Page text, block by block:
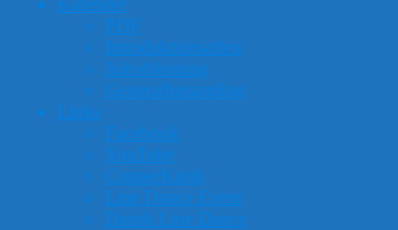
Kalender
PDF
Introduktionsaften
Juleafslutning
Generalforsamling
Links
Facebook
YouTube
CopperKnob
Line Dance Event
Dansk Line Dance